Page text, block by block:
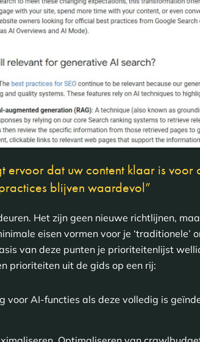
ervoor dat uw content klaar is
blijven waardevol”
Het zijn geen nieuwe richtlijnen,
eisen vormen voor je
van deze punten je prioriteitenlijst
prioriteiten uit de gids op een rij:
voor AI-functies als deze volledig is